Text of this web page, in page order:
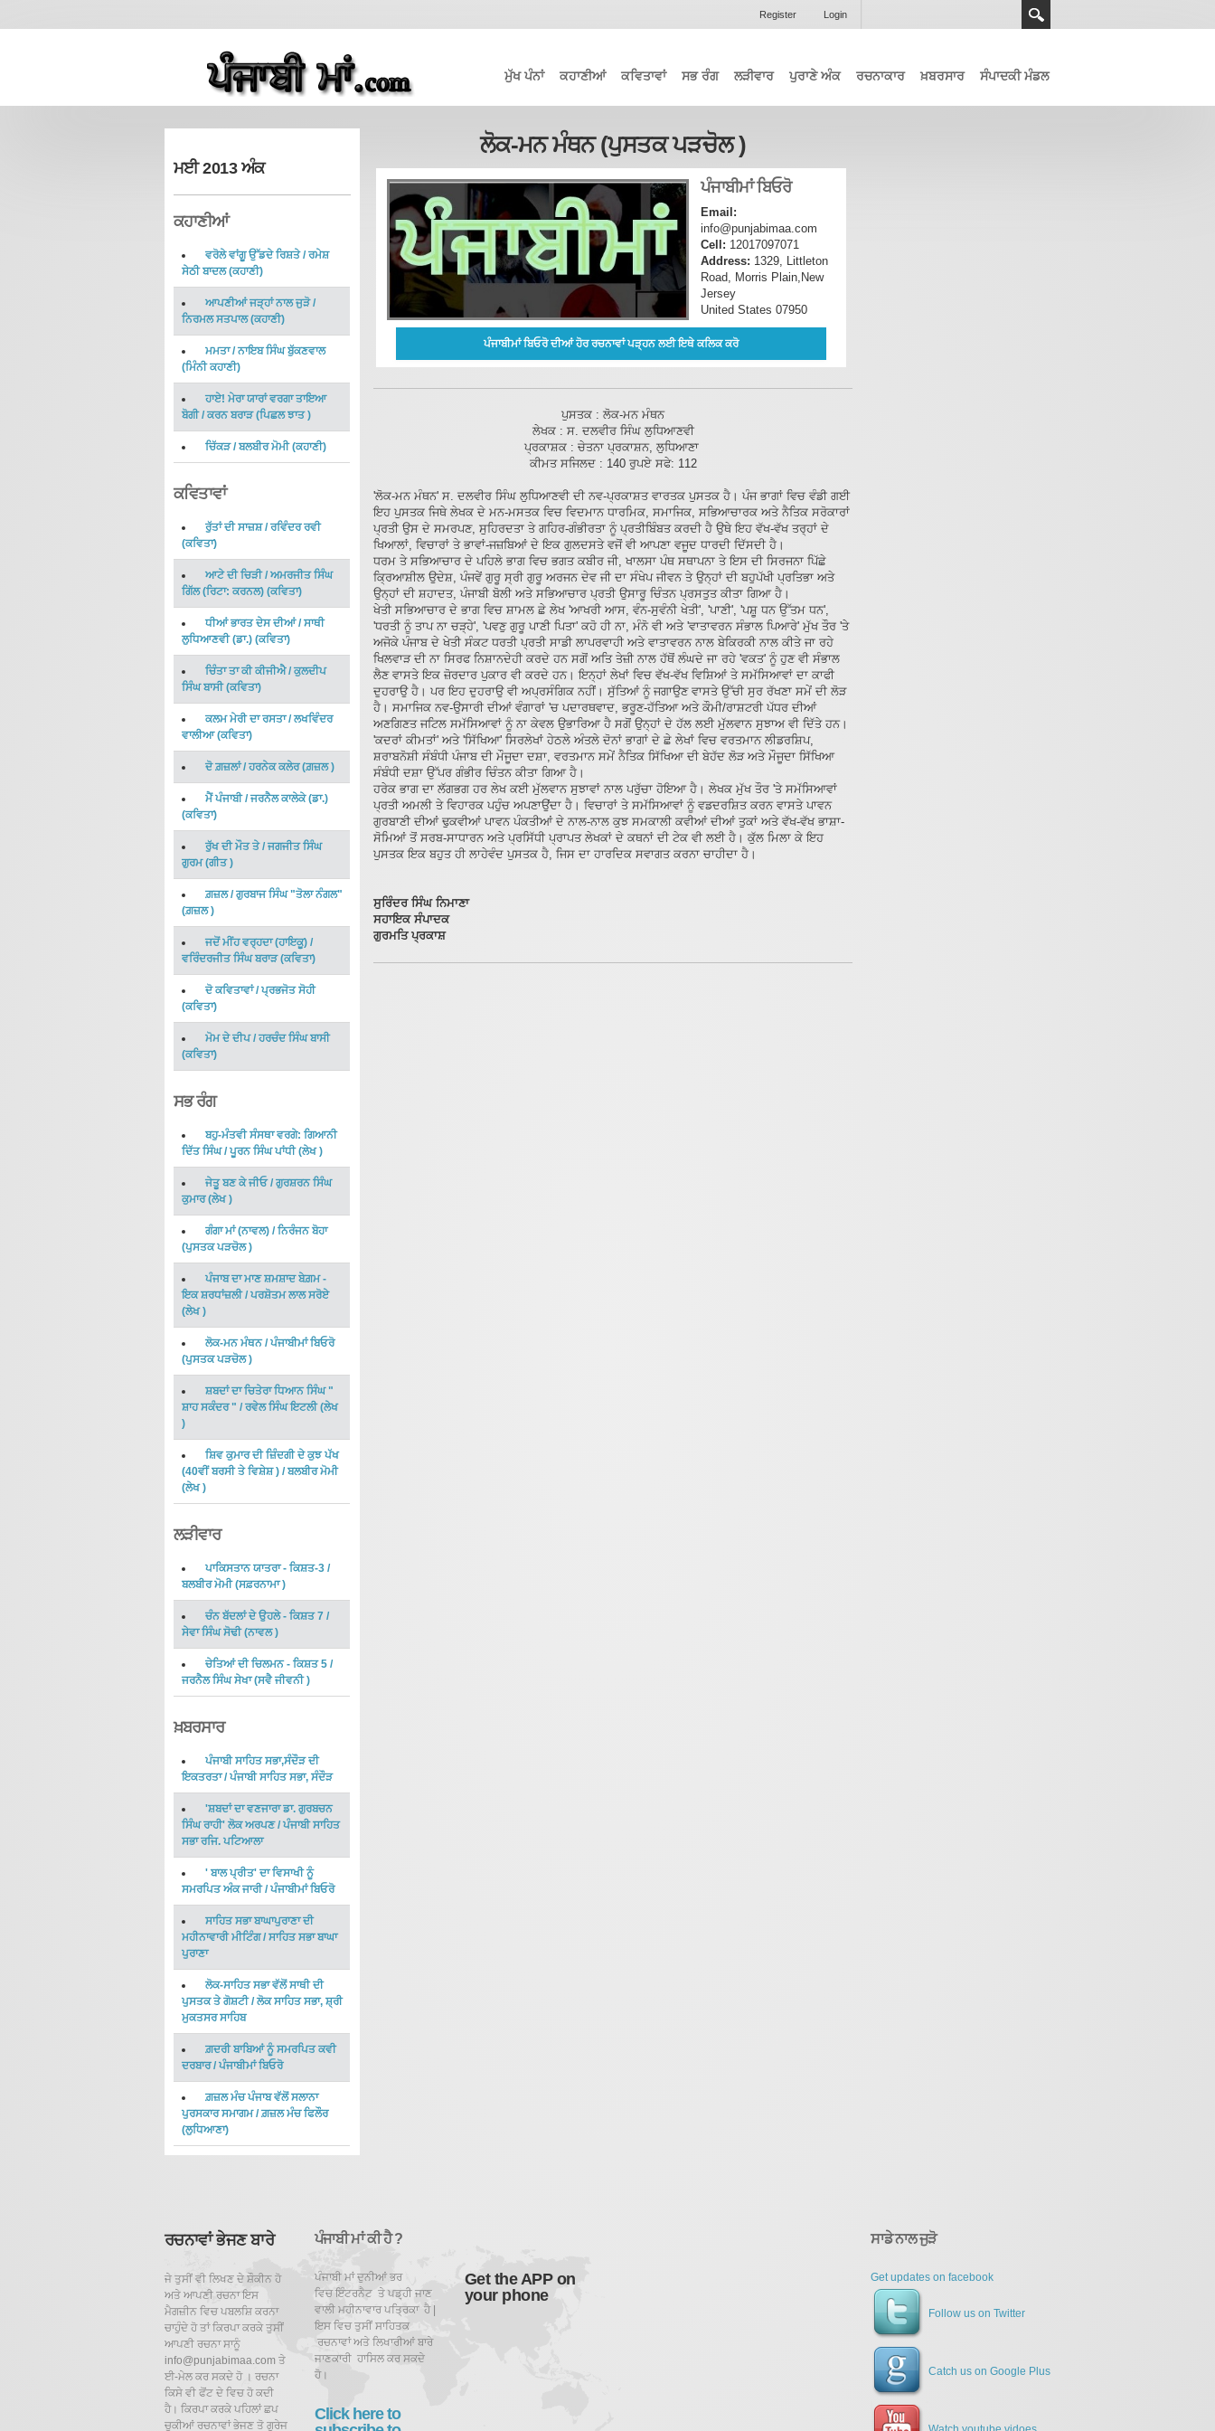
Register Login
ਮੁੱਖ ਪੰਨਾਂ ਕਹਾਣੀਆਂ ਕਵਿਤਾਵਾਂ ਸਭ ਰੰਗ ਲੜੀਵਾਰ ਪੁਰਾਣੇ ਅੰਕ ਰਚਨਾਕਾਰ ਖ਼ਬਰਸਾਰ ਸੰਪਾਦਕੀ ਮੰਡਲ
ਮਈ 2013 ਅੰਕ
ਕਹਾਣੀਆਂ
ਵਰੋਲੇ ਵਾਂਗੂ ਉੱਡਦੇ ਰਿਸ਼ਤੇ/ਰਮੇਸ਼
ਸੇਠੀ ਬਾਦਲ(ਕਹਾਣੀ)
ਆਪਣੀਆਂ ਜੜ੍ਹਾਂ ਨਾਲ ਜੁੜੋ/
ਨਿਰਮਲ ਸਤਪਾਲ(ਕਹਾਣੀ)
ਮਮਤਾ/ਨਾਇਬ ਸਿੰਘ ਬੁੱਕਣਵਾਲ
(ਮਿੰਨੀ ਕਹਾਣੀ)
ਹਾਏ! ਮੇਰਾ ਯਾਰਾਂ ਵਰਗਾ ਤਾਇਆ
ਬੋਗੀ/ ਕਰਨ ਬਰਾੜ(ਪਿਛਲ ਝਾਤ)
ਚਿੱਕੜ/ਬਲਬੀਰ ਮੋਮੀ(ਕਹਾਣੀ)
ਕਵਿਤਾਵਾਂ
ਰੁੱਤਾਂ ਦੀ ਸਾਜ਼ਸ਼/ਰਵਿੰਦਰ ਰਵੀ
(ਕਵਿਤਾ)
ਆਟੇ ਦੀ ਚਿੜੀ/ ਅਮਰਜੀਤ ਸਿੰਘ
ਗਿੱਲ (ਰਿਟਾ: ਕਰਨਲ) (ਕਵਿਤਾ)
ਧੀਆਂ ਭਾਰਤ ਦੇਸ ਦੀਆਂ/ਸਾਥੀ
ਲੁਧਿਆਣਵੀ (ਡਾ.) (ਕਵਿਤਾ)
ਚਿੰਤਾ ਤਾ ਕੀ ਕੀਜੀਐ/ ਕੁਲਦੀਪ
ਸਿੰਘ ਬਾਸੀ(ਕਵਿਤਾ)
ਕਲਮ ਮੇਰੀ ਦਾ ਰਸਤਾ/ਲਖਵਿੰਦਰ
ਵਾਲੀਆ(ਕਵਿਤਾ)
ਦੋ ਗ਼ਜ਼ਲਾਂ/ ਹਰਨੇਕ ਕਲੇਰ(ਗ਼ਜ਼ਲ)
ਮੈਂ ਪੰਜਾਬੀ/ਜਰਨੈਲ ਕਾਲੇਕੇ (ਡਾ.)
(ਕਵਿਤਾ)
ਰੁੱਖ ਦੀ ਮੌਤ ਤੇ/ ਜਗਜੀਤ ਸਿੰਘ
ਗੁਰਮ(ਗੀਤ)
ਗ਼ਜ਼ਲ/ਗੁਰਬਾਜ ਸਿੰਘ "ਤੋਲਾ ਨੰਗਲ"
(ਗ਼ਜ਼ਲ)
ਜਦੋਂ ਮੀਂਹ ਵਰ੍ਹਦਾ (ਹਾਇਕੂ) /
ਵਰਿੰਦਰਜੀਤ ਸਿੰਘ ਬਰਾੜ(ਕਵਿਤਾ)
ਦੋ ਕਵਿਤਾਵਾਂ/ਪ੍ਰਭਜੋਤ ਸੋਹੀ
(ਕਵਿਤਾ)
ਮੋਮ ਦੇ ਦੀਪ/ ਹਰਚੰਦ ਸਿੰਘ ਬਾਸੀ
(ਕਵਿਤਾ)
ਸਭ ਰੰਗ
ਬਹੁ-ਮੰਤਵੀ ਸੰਸਥਾ ਵਰਗੇ: ਗਿਆਨੀ
ਦਿੱਤ ਸਿੰਘ/ਪੂਰਨ ਸਿੰਘ ਪਾਂਧੀ(ਲੇਖ)
ਜੇਤੂ ਬਣ ਕੇ ਜੀਓ/ ਗੁਰਸ਼ਰਨ ਸਿੰਘ
ਕੁਮਾਰ(ਲੇਖ)
ਗੰਗਾ ਮਾਂ (ਨਾਵਲ) /ਨਿਰੰਜਨ ਬੋਹਾ
(ਪੁਸਤਕ ਪੜਚੋਲ)
ਪੰਜਾਬ ਦਾ ਮਾਣ ਸ਼ਮਸ਼ਾਦ ਬੇਗ਼ਮ -
ਇਕ ਸ਼ਰਧਾਂਜ਼ਲੀ/ ਪਰਸ਼ੋਤਮ ਲਾਲ ਸਰੋਏ
(ਲੇਖ)
ਲੋਕ-ਮਨ ਮੰਥਨ/ਪੰਜਾਬੀਮਾਂ ਬਿਓਰੋ
(ਪੁਸਤਕ ਪੜਚੋਲ)
ਸ਼ਬਦਾਂ ਦਾ ਚਿਤੇਰਾ ਧਿਆਨ ਸਿੰਘ "
ਸ਼ਾਹ ਸਕੰਦਰ " / ਰਵੇਲ ਸਿੰਘ ਇਟਲੀ(ਲੇਖ
)
ਸ਼ਿਵ ਕੁਮਾਰ ਦੀ ਜ਼ਿੰਦਗੀ ਦੇ ਕੁਝ ਪੱਖ
(40ਵੀਂ ਬਰਸੀ ਤੇ ਵਿਸ਼ੇਸ਼ ) /ਬਲਬੀਰ ਮੋਮੀ
(ਲੇਖ)
ਲੜੀਵਾਰ
ਪਾਕਿਸਤਾਨ ਯਾਤਰਾ - ਕਿਸ਼ਤ-3 /
ਬਲਬੀਰ ਮੋਮੀ(ਸਫ਼ਰਨਾਮਾ)
ਚੰਨ ਬੱਦਲਾਂ ਦੇ ਉਹਲੇ - ਕਿਸ਼ਤ 7 /
ਸੇਵਾ ਸਿੰਘ ਸੋਢੀ(ਨਾਵਲ)
ਚੇਤਿਆਂ ਦੀ ਚਿਲਮਨ - ਕਿਸ਼ਤ 5 /
ਜਰਨੈਲ ਸਿੰਘ ਸੇਖਾ(ਸਵੈ ਜੀਵਨੀ)
ਖ਼ਬਰਸਾਰ
ਪੰਜਾਬੀ ਸਾਹਿਤ ਸਭਾ,ਸੰਦੌੜ ਦੀ
ਇਕਤਰਤਾ/ਪੰਜਾਬੀ ਸਾਹਿਤ ਸਭਾ, ਸੰਦੌੜ
'ਸ਼ਬਦਾਂ ਦਾ ਵਣਜਾਰਾ ਡਾ. ਗੁਰਬਚਨ
ਸਿੰਘ ਰਾਹੀ' ਲੋਕ ਅਰਪਣ/ ਪੰਜਾਬੀ ਸਾਹਿਤ
ਸਭਾ ਰਜਿ. ਪਟਿਆਲਾ
' ਬਾਲ ਪ੍ਰੀਤ' ਦਾ ਵਿਸਾਖੀ ਨੂੰ
ਸਮਰਪਿਤ ਅੰਕ ਜਾਰੀ/ਪੰਜਾਬੀਮਾਂ ਬਿਓਰੋ
ਸਾਹਿਤ ਸਭਾ ਬਾਘਾਪੁਰਾਣਾ ਦੀ
ਮਹੀਨਾਵਾਰੀ ਮੀਟਿੰਗ/ ਸਾਹਿਤ ਸਭਾ ਬਾਘਾ
ਪੁਰਾਣਾ
ਲੋਕ-ਸਾਹਿਤ ਸਭਾ ਵੱਲੋਂ ਸਾਥੀ ਦੀ
ਪੁਸਤਕ ਤੇ ਗੋਸ਼ਟੀ/ਲੋਕ ਸਾਹਿਤ ਸਭਾ, ਸ਼੍ਰੀ
ਮੁਕਤਸਰ ਸਾਹਿਬ
ਗ਼ਦਰੀ ਬਾਬਿਆਂ ਨੂੰ ਸਮਰਪਿਤ ਕਵੀ
ਦਰਬਾਰ/ ਪੰਜਾਬੀਮਾਂ ਬਿਓਰੋ
ਗ਼ਜ਼ਲ ਮੰਚ ਪੰਜਾਬ ਵੱਲੋਂ ਸਲਾਨਾ
ਪੁਰਸਕਾਰ ਸਮਾਗਮ/ਗ਼ਜ਼ਲ ਮੰਚ ਫਿਲੌਰ
(ਲੁਧਿਆਣਾ)
ਲੋਕ-ਮਨ ਮੰਥਨ (ਪੁਸਤਕ ਪੜਚੋਲ )
ਪੰਜਾਬੀਮਾਂ ਬਿਓਰੋ
Email:
info@punjabimaa.com
Cell: 12017097071
Address: 1329, Littleton
Road, Morris Plain,New
Jersey
United States 07950
ਪੰਜਾਬੀਮਾਂ ਬਿਓਰੋ ਦੀਆਂ ਹੋਰ ਰਚਨਾਵਾਂ ਪੜ੍ਹਨ ਲਈ ਇਥੇ ਕਲਿਕ ਕਰੋ
ਪੁਸਤਕ : ਲੋਕ-ਮਨ ਮੰਥਨ
ਲੇਖਕ : ਸ. ਦਲਵੀਰ ਸਿੰਘ ਲੁਧਿਆਣਵੀ
ਪ੍ਰਕਾਸ਼ਕ : ਚੇਤਨਾ ਪ੍ਰਕਾਸ਼ਨ, ਲੁਧਿਆਣਾ
ਕੀਮਤ ਸਜਿਲਦ : 140 ਰੁਪਏ ਸਫੇ: 112
'ਲੋਕ-ਮਨ ਮੰਥਨ' ਸ. ਦਲਵੀਰ ਸਿੰਘ ਲੁਧਿਆਣਵੀ ਦੀ ਨਵ-ਪ੍ਰਕਾਸ਼ਤ ਵਾਰਤਕ ਪੁਸਤਕ ਹੈ। ਪੰਜ ਭਾਗਾਂ ਵਿਚ ਵੰਡੀ ਗਈ
ਇਹ ਪੁਸਤਕ ਜਿਥੇ ਲੇਖਕ ਦੇ ਮਨ-ਮਸਤਕ ਵਿਚ ਵਿਦਮਾਨ ਧਾਰਮਿਕ, ਸਮਾਜਿਕ, ਸਭਿਆਚਾਰਕ ਅਤੇ ਨੈਤਿਕ ਸਰੋਕਾਰਾਂ
ਪ੍ਰਤੀ ਉਸ ਦੇ ਸਮਰਪਣ, ਸੁਹਿਰਦਤਾ ਤੇ ਗਹਿਰ-ਗੰਭੀਰਤਾ ਨੂੰ ਪ੍ਰਤੀਬਿੰਬਤ ਕਰਦੀ ਹੈ ਉਥੇ ਇਹ ਵੱਖ-ਵੱਖ ਤਰ੍ਹਾਂ ਦੇ
ਖਿਆਲਾਂ, ਵਿਚਾਰਾਂ ਤੇ ਭਾਵਾਂ-ਜਜ਼ਬਿਆਂ ਦੇ ਇਕ ਗੁਲਦਸਤੇ ਵਜੋਂ ਵੀ ਆਪਣਾ ਵਜੂਦ ਧਾਰਦੀ ਦਿੱਸਦੀ ਹੈ।
ਧਰਮ ਤੇ ਸਭਿਆਚਾਰ ਦੇ ਪਹਿਲੇ ਭਾਗ ਵਿਚ ਭਗਤ ਕਬੀਰ ਜੀ, ਖਾਲਸਾ ਪੰਥ ਸਥਾਪਨਾ ਤੇ ਇਸ ਦੀ ਸਿਰਜਨਾ ਪਿੱਛੇ
ਕ੍ਰਿਆਸ਼ੀਲ ਉਦੇਸ਼, ਪੰਜਵੇਂ ਗੁਰੂ ਸ੍ਰੀ ਗੁਰੂ ਅਰਜਨ ਦੇਵ ਜੀ ਦਾ ਸੰਖੇਪ ਜੀਵਨ ਤੇ ਉਨ੍ਹਾਂ ਦੀ ਬਹੁਪੱਖੀ ਪ੍ਰਤਿਭਾ ਅਤੇ
ਉਨ੍ਹਾਂ ਦੀ ਸ਼ਹਾਦਤ, ਪੰਜਾਬੀ ਬੋਲੀ ਅਤੇ ਸਭਿਆਚਾਰ ਪ੍ਰਤੀ ਉਸਾਰੂ ਚਿੰਤਨ ਪ੍ਰਸਤੁਤ ਕੀਤਾ ਗਿਆ ਹੈ।
ਖੇਤੀ ਸਭਿਆਚਾਰ ਦੇ ਭਾਗ ਵਿਚ ਸ਼ਾਮਲ ਛੇ ਲੇਖ 'ਆਖਰੀ ਆਸ, ਵੰਨ-ਸੁਵੰਨੀ ਖੇਤੀ', 'ਪਾਣੀ', 'ਪਸ਼ੂ ਧਨ ਉੱਤਮ ਧਨ',
'ਧਰਤੀ ਨੂੰ ਤਾਪ ਨਾ ਚੜ੍ਹੇ', 'ਪਵਣੁ ਗੁਰੂ ਪਾਣੀ ਪਿਤਾ' ਕਹੋ ਹੀ ਨਾ, ਮੰਨੋ ਵੀ ਅਤੇ 'ਵਾਤਾਵਰਨ ਸੰਭਾਲ ਪਿਆਰੇ' ਮੁੱਖ ਤੌਰ 'ਤੇ
ਅਜੋਕੇ ਪੰਜਾਬ ਦੇ ਖੇਤੀ ਸੰਕਟ ਧਰਤੀ ਪ੍ਰਤੀ ਸਾਡੀ ਲਾਪਰਵਾਹੀ ਅਤੇ ਵਾਤਾਵਰਨ ਨਾਲ ਬੇਕਿਰਕੀ ਨਾਲ ਕੀਤੇ ਜਾ ਰਹੇ
ਖਿਲਵਾੜ ਦੀ ਨਾ ਸਿਰਫ ਨਿਸ਼ਾਨਦੇਹੀ ਕਰਦੇ ਹਨ ਸਗੋਂ ਅਤਿ ਤੇਜ਼ੀ ਨਾਲ ਹੱਥੋਂ ਲੰਘਦੇ ਜਾ ਰਹੇ 'ਵਕਤ' ਨੂੰ ਹੁਣ ਵੀ ਸੰਭਾਲ
ਲੈਣ ਵਾਸਤੇ ਇਕ ਜ਼ੋਰਦਾਰ ਪੁਕਾਰ ਵੀ ਕਰਦੇ ਹਨ। ਇਨ੍ਹਾਂ ਲੇਖਾਂ ਵਿਚ ਵੱਖ-ਵੱਖ ਵਿਸ਼ਿਆਂ ਤੇ ਸਮੱਸਿਆਵਾਂ ਦਾ ਕਾਫੀ
ਦੁਹਰਾਉ ਹੈ। ਪਰ ਇਹ ਦੁਹਰਾਉ ਵੀ ਅਪ੍ਰਸੰਗਿਕ ਨਹੀਂ। ਸੁੱਤਿਆਂ ਨੂੰ ਜਗਾਉਣ ਵਾਸਤੇ ਉੱਚੀ ਸੁਰ ਰੱਖਣਾ ਸਮੇਂ ਦੀ ਲੋੜ
ਹੈ। ਸਮਾਜਿਕ ਨਵ-ਉਸਾਰੀ ਦੀਆਂ ਵੰਗਾਰਾਂ 'ਚ ਪਦਾਰਥਵਾਦ, ਭਰੂਣ-ਹੱਤਿਆ ਅਤੇ ਕੌਮੀ/ਰਾਸ਼ਟਰੀ ਪੱਧਰ ਦੀਆਂ
ਅਣਗਿਣਤ ਜਟਿਲ ਸਮੱਸਿਆਵਾਂ ਨੂੰ ਨਾ ਕੇਵਲ ਉਭਾਰਿਆ ਹੈ ਸਗੋਂ ਉਨ੍ਹਾਂ ਦੇ ਹੱਲ ਲਈ ਮੁੱਲਵਾਨ ਸੁਝਾਅ ਵੀ ਦਿੱਤੇ ਹਨ।
'ਕਦਰਾਂ ਕੀਮਤਾਂ' ਅਤੇ 'ਸਿੱਖਿਆ' ਸਿਰਲੇਖਾਂ ਹੇਠਲੇ ਅੰਤਲੇ ਦੋਨਾਂ ਭਾਗਾਂ ਦੇ ਛੇ ਲੇਖਾਂ ਵਿਚ ਵਰਤਮਾਨ ਲੀਡਰਸ਼ਿਪ,
ਸ਼ਰਾਬਨੋਸ਼ੀ ਸੰਬੰਧੀ ਪੰਜਾਬ ਦੀ ਮੌਜੂਦਾ ਦਸ਼ਾ, ਵਰਤਮਾਨ ਸਮੇਂ ਨੈਤਿਕ ਸਿੱਖਿਆ ਦੀ ਬੇਹੱਦ ਲੋੜ ਅਤੇ ਮੌਜੂਦਾ ਸਿੱਖਿਆ
ਸੰਬੰਧੀ ਦਸ਼ਾ ਉੱਪਰ ਗੰਭੀਰ ਚਿੰਤਨ ਕੀਤਾ ਗਿਆ ਹੈ।
ਹਰੇਕ ਭਾਗ ਦਾ ਲੱਗਭਗ ਹਰ ਲੇਖ ਕਈ ਮੁੱਲਵਾਨ ਸੁਝਾਵਾਂ ਨਾਲ ਪਰੁੱਚਾ ਹੋਇਆ ਹੈ। ਲੇਖਕ ਮੁੱਖ ਤੌਰ 'ਤੇ ਸਮੱਸਿਆਵਾਂ
ਪ੍ਰਤੀ ਅਮਲੀ ਤੇ ਵਿਹਾਰਕ ਪਹੁੰਚ ਅਪਣਾਉਂਦਾ ਹੈ। ਵਿਚਾਰਾਂ ਤੇ ਸਮੱਸਿਆਵਾਂ ਨੂੰ ਵਡਦਰਸ਼ਿਤ ਕਰਨ ਵਾਸਤੇ ਪਾਵਨ
ਗੁਰਬਾਣੀ ਦੀਆਂ ਢੁਕਵੀਆਂ ਪਾਵਨ ਪੰਕਤੀਆਂ ਦੇ ਨਾਲ-ਨਾਲ ਕੁਝ ਸਮਕਾਲੀ ਕਵੀਆਂ ਦੀਆਂ ਤੁਕਾਂ ਅਤੇ ਵੱਖ-ਵੱਖ ਭਾਸ਼ਾ-
ਸੋਮਿਆਂ ਤੋਂ ਸਰਬ-ਸਾਧਾਰਨ ਅਤੇ ਪ੍ਰਸਿੱਧੀ ਪ੍ਰਾਪਤ ਲੇਖਕਾਂ ਦੇ ਕਥਨਾਂ ਦੀ ਟੇਕ ਵੀ ਲਈ ਹੈ। ਕੁੱਲ ਮਿਲਾ ਕੇ ਇਹ
ਪੁਸਤਕ ਇਕ ਬਹੁਤ ਹੀ ਲਾਹੇਵੰਦ ਪੁਸਤਕ ਹੈ, ਜਿਸ ਦਾ ਹਾਰਦਿਕ ਸਵਾਗਤ ਕਰਨਾ ਚਾਹੀਦਾ ਹੈ।
ਸੁਰਿੰਦਰ ਸਿੰਘ ਨਿਮਾਣਾ
ਸਹਾਇਕ ਸੰਪਾਦਕ
ਗੁਰਮਤਿ ਪ੍ਰਕਾਸ਼
ਰਚਨਾਵਾਂ ਭੇਜਣ ਬਾਰੇ
ਜੇ ਤੁਸੀਂ ਵੀ ਲਿਖਣ ਦੇ ਸ਼ੌਕੀਨ ਹੋ
ਅਤੇ ਆਪਣੀ ਰਚਨਾ ਇਸ
ਮੈਗਜ਼ੀਨ ਵਿਚ ਪਬਲਸ਼ਿ ਕਰਨਾ
ਚਾਹੁੰਦੇ ਹੋ ਤਾਂ ਕਿਰਪਾ ਕਰਕੇ ਤੁਸੀਂ
ਆਪਣੀ ਰਚਨਾ ਸਾਨੂੰ
info@punjabimaa.com ਤੇ
ਈ-ਮੇਲ ਕਰ ਸਕਦੇ ਹੋ । ਰਚਨਾ
ਕਿਸੇ ਵੀ ਫੋਂਟ ਦੇ ਵਿਚ ਹੋ ਕਦੀ
ਹੈ। ਕਿਰਪਾ ਕਰਕੇ ਪਹਿਲਾਂ ਛਪ
ਚੁਕੀਆਂ ਰਚਨਾਵਾਂ ਭੇਜਣ ਤੋ ਗੁਰੇਜ
ਪੰਜਾਬੀ ਮਾਂ ਕੀ ਹੈ ?
ਪੰਜਾਬੀ ਮਾਂ ਦੁਨੀਆਂ ਭਰ
ਵਿਚ ਇੰਟਰਨੈਟ ਤੇ ਪਡ਼੍ਹੀ ਜਾਣ
ਵਾਲੀ ਮਹੀਨਾਵਾਰ ਪਤ੍ਰਿਕਾ ਹੈ |
ਇਸ ਵਿਚ ਤੁਸੀਂ ਸਾਹਿਤਕ
ਰਚਨਾਵਾਂ ਅਤੇ ਲਿਖਾਰੀਆਂ ਬਾਰੇ
ਜਾਣਕਾਰੀ ਹਾਸਿਲ ਕਰ ਸਕਦੇ
ਹੋ।
Click here to
Get the APP on
your phone
ਸਾਡੇ ਨਾਲ ਜੁੜੋ
Get updates on facebook
Follow us on Twitter
Catch us on Google Plus